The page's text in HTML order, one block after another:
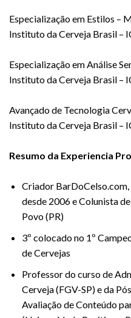
Especialização em Estilos –
Instituto da Cerveja Brasil –
Especialização em Análise
Instituto da Cerveja Brasil –
Avançado de Tecnologia
Instituto da Cerveja Brasil –
Resumo da Experiencia
Criador
desde 2006 e Colunista
Povo (PR)
3º colocado no 1º
de Cervejas
Professor do curso de
Cerveja (FGV-SP) e da
Avaliação de Conteúdo